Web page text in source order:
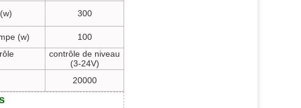
300
(w)
100
contrôle de niveau
(3-24V)
20000